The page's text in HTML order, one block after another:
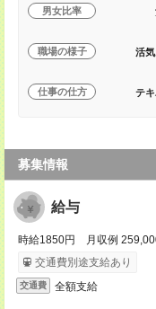
男女比率
職場の様子 活気
仕事の仕方 テ
募集情報
給与
時給1850円 月収例
交通費別途支給あり
交通費 全額支給